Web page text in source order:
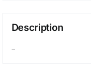
Description
–